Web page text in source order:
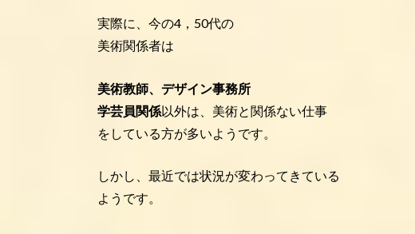
実際に、今の4，50代の
美術関係者は
美術教師、デザイン事務所
学芸員関係以外は、美術と関係ない仕事
をしている方が多いようです。
しかし、最近では状況が変わってきている
ようです。